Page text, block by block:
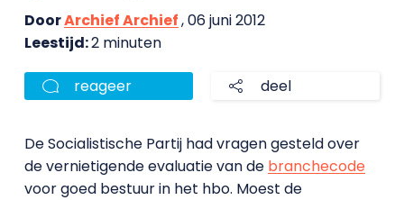
DoorArchief Archief, 06 juni 2012
Leestijd:2 minuten
reageer deel
De Socialistische Partij had vragen gesteld over
de vernietigende evaluatie van de branchecode
voor goed bestuur in het hbo. Moest de